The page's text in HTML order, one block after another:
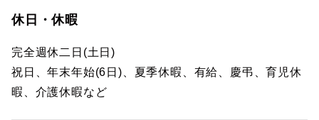
休日・休暇
完全週休二日(土日)
祝日、年末年始(6日)、夏季休暇、有給、慶弔、育児休
暇、介護休暇など